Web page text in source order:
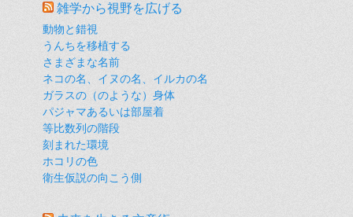
雑学から視野を広げる
動物と錯視
うんちを移植する
さまざまな名前
ネコの名、イヌの名、イルカの名
ガラスの（のような）身体
パジャマあるいは部屋着
等比数列の階段
刻まれた環境
ホコリの色
衛生仮説の向こう側